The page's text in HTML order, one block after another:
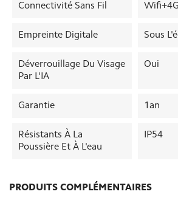
Connectivité Sans Fil Wifi+4G
Empreinte Digitale Sous
Déverrouillage Du Visage
Par L'IA
Oui
Garantie 1an
Résistants À La
Poussière Et À L'eau
IP54
PRODUITS COMPLÉMENTAIRES